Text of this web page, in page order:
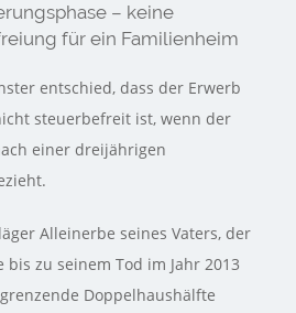
– keine
für ein Familienheim
entschied, dass der Erwerb
steuerbefreit ist, wenn der
einer dreijährigen
Alleinerbe seines Vaters, der
zu seinem Tod im Jahr 2013
Doppelhaushälfte